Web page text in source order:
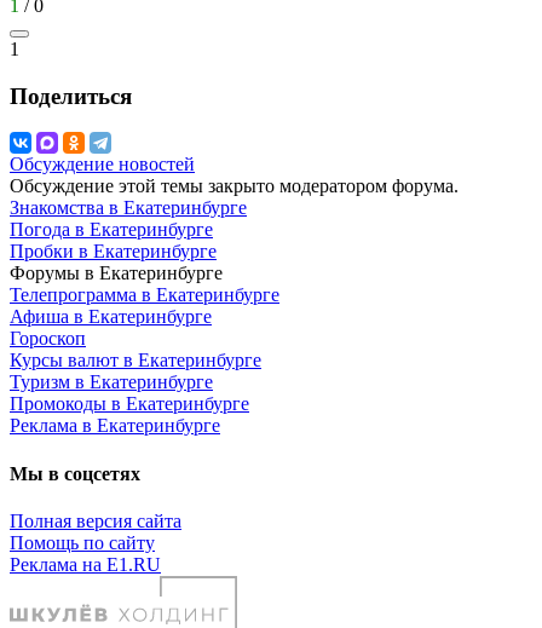
1 /0
1
Поделиться
Обсуждение новостей
Обсуждение этой темы закрыто модератором форума.
Знакомства в Екатеринбурге
Погода в Екатеринбурге
Пробки в Екатеринбурге
Форумы в Екатеринбурге
Телепрограмма в Екатеринбурге
Афиша в Екатеринбурге
Гороскоп
Курсы валют в Екатеринбурге
Туризм в Екатеринбурге
Промокоды в Екатеринбурге
Реклама в Екатеринбурге
Мы в соцсетях
Полная версия сайта
Помощь по сайту
Реклама на E1.RU